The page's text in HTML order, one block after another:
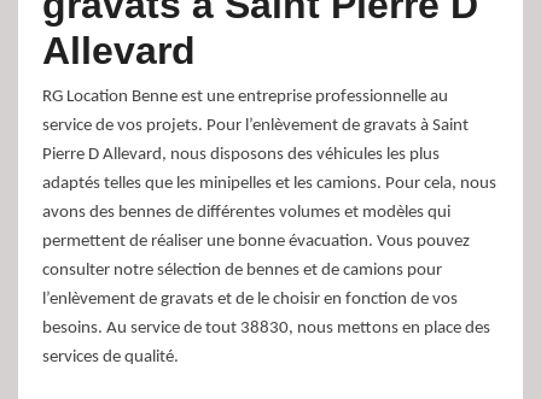
Allevard
RG Location Benne est une entreprise professionnelle au
service de vos projets. Pour l’enlèvement de gravats à Saint
Pierre D Allevard, nous disposons des véhicules les plus
adaptés telles que les minipelles et les camions. Pour cela, nous
avons des bennes de différentes volumes et modèles qui
permettent de réaliser une bonne évacuation. Vous pouvez
consulter notre sélection de bennes et de camions pour
l’enlèvement de gravats et de le choisir en fonction de vos
besoins. Au service de tout 38830, nous mettons en place des
services de qualité.